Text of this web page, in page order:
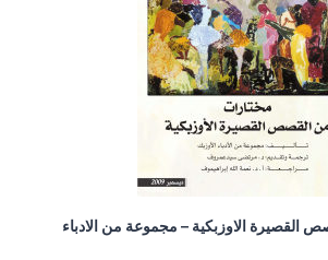
القصيرة الاوزبكية – مجموعة من الادباء